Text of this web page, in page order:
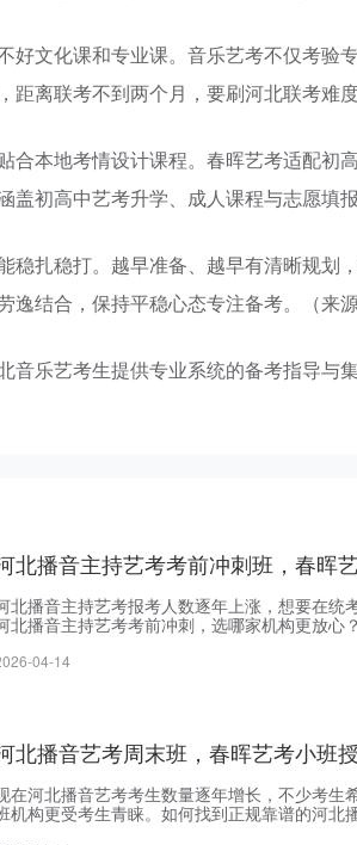
好文化课和专业课。音乐艺考不仅考验
距离联考不到两个月，要刷河北联考难
合本地考情设计课程。春晖艺考适配初
盖初高中艺考升学、成人课程与志愿填报
稳扎稳打。越早准备、越早有清晰规划
逸结合，保持平稳心态专注备考。（来
音乐艺考生提供专业系统的备考指导与
北播音主持艺考考前冲刺班，春晖
北播音主持艺考报考人数逐年上涨，想要在统
北播音主持艺考考前冲刺，选哪家机构更放心
拥有十几年办学经验的品牌机构，目前有石家
04-14
北播音艺考周末班，春晖艺考小班
在河北播音艺考考生数量逐年增长，不少考生
机构更受考生青睐。如何找到正规靠谱的河北